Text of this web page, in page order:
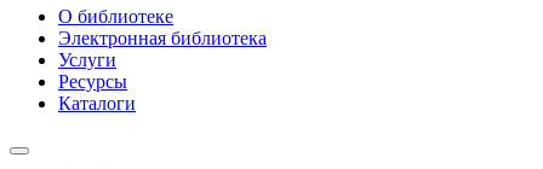
О библиотеке
Электронная библиотека
Услуги
Ресурсы
Каталоги